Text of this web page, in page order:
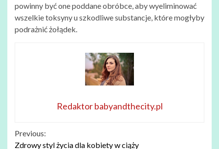
powinny być one poddane obróbce, aby wyeliminować
wszelkie toksyny u szkodliwe substancje, które mogłyby
podrażnić żołądek.
Redaktor babyandthecity.pl
Continue
Previous:
Zdrowy styl życia dla kobiety w ciąży